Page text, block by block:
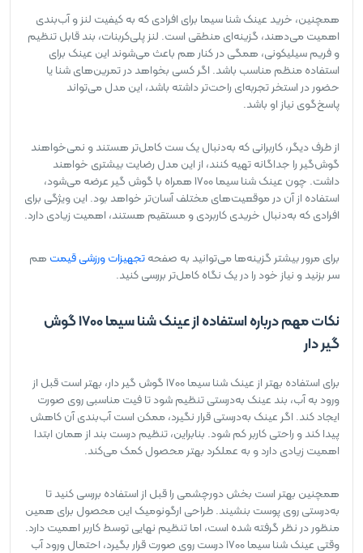
همچنین، خرید عینک شنا سیما برای افرادی که به کیفیت لنز و آب‌بندی
اهمیت می‌دهند، گزینه‌ای منطقی است. لنز پلی‌کربنات، بند قابل تنظیم
و فریم سیلیکونی، همگی در کنار هم باعث می‌شوند این عینک برای
استفاده منظم مناسب باشد. اگر کسی بخواهد در تمرین‌های شنا یا
حضور در استخر تجربه‌ای راحت‌تر داشته باشد، این مدل می‌تواند
پاسخ‌گوی نیاز او باشد.
از طرف دیگر، کاربرانی که به‌دنبال یک ست کامل‌تر هستند و نمی‌خواهند
گوش‌گیر را جداگانه تهیه کنند، از این مدل رضایت بیشتری خواهند
داشت. چون عینک شنا سیما 1700 همراه با گوش گیر عرضه می‌شود،
استفاده از آن در موقعیت‌های مختلف آسان‌تر خواهد بود. این ویژگی برای
افرادی که به‌دنبال خریدی کاربردی و مستقیم هستند، اهمیت زیادی دارد.
برای مرور بیشتر گزینه‌ها می‌توانید به صفحهتجهیزات ورزشی قیمت هم
سر بزنید و نیاز خود را در یک نگاه کامل‌تر بررسی کنید.
نکات مهم درباره استفاده از عینک شنا سیما 1700 گوش
گیر دار
برای استفاده بهتر از عینک شنا سیما 1700 گوش گیر دار، بهتر است قبل از
ورود به آب، بند عینک به‌درستی تنظیم شود تا فیت مناسبی روی صورت
ایجاد کند. اگر عینک به‌درستی قرار نگیرد، ممکن است آب‌بندی آن کاهش
پیدا کند و راحتی کاربر کم شود. بنابراین، تنظیم درست بند از همان ابتدا
اهمیت زیادی دارد و به عملکرد بهتر محصول کمک می‌کند.
همچنین بهتر است بخش دورچشمی را قبل از استفاده بررسی کنید تا
به‌درستی روی پوست بنشیند. طراحی ارگونومیک این محصول برای همین
منظور در نظر گرفته شده است، اما تنظیم نهایی توسط کاربر اهمیت دارد.
وقتی عینک شنا سیما 1700 درست روی صورت قرار بگیرد، احتمال ورود آب